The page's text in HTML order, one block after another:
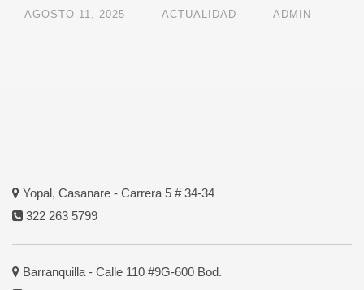
AGOSTO 11, 2025 ACTUALIDAD ADMIN
Yopal, Casanare - Carrera 5 # 34-34
322 263 5799
Barranquilla - Calle 110 #9G-600 Bod.